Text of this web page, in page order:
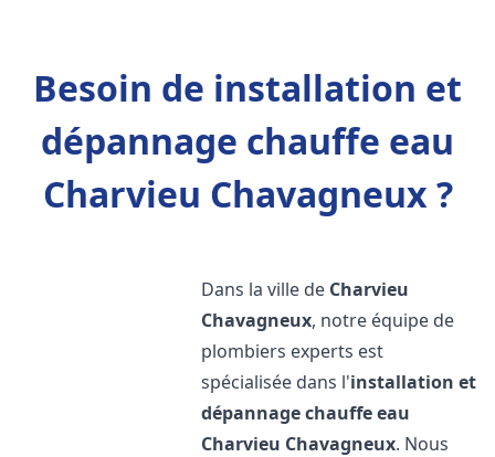
Besoin de installation et
dépannage chauffe eau
Charvieu Chavagneux ?
Dans la ville de Charvieu
Chavagneux, notre équipe de
plombiers experts est
spécialisée dans l'installation et
dépannage chauffe eau
Charvieu Chavagneux. Nous